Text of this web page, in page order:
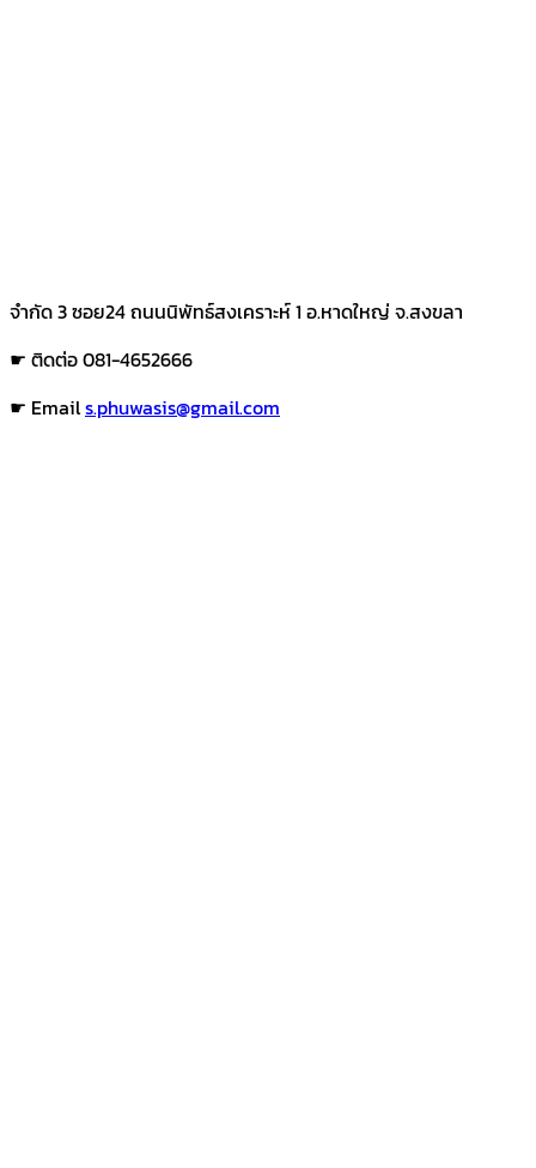
จำกัด 3 ซอย24 ถนนนิพัทธ์สงเคราะห์ 1 อ.หาดใหญ่ จ.สงขลา
☛ ติดต่อ 081-4652666
☛ Emails.phuwasis@gmail.com